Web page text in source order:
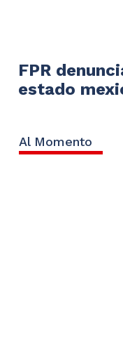
FPR
estado
Al Momento